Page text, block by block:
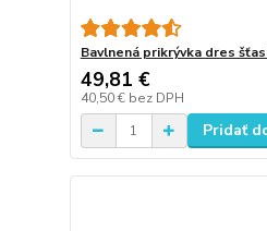
Bavlnená prikrývka dres
49,81 €
40,50 € bez DPH
Pridať